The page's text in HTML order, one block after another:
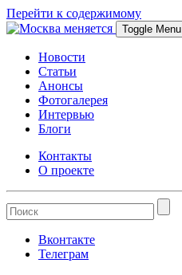
Перейти к содержимому
Toggle Menu
Новости
Статьи
Анонсы
Фотогалерея
Интервью
Блоги
Контакты
О проекте
Вконтакте
Телеграм